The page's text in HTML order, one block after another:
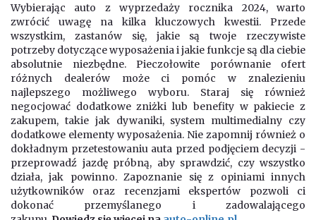
Wybierając auto z wyprzedaży rocznika 2024, warto
zwrócić uwagę na kilka kluczowych kwestii. Przede
wszystkim, zastanów się, jakie są twoje rzeczywiste
potrzeby dotyczące wyposażenia i jakie funkcje są dla ciebie
absolutnie niezbędne. Pieczołowite porównanie ofert
różnych dealerów może ci pomóc w znalezieniu
najlepszego możliwego wyboru. Staraj się również
negocjować dodatkowe zniżki lub benefity w pakiecie z
zakupem, takie jak dywaniki, system multimedialny czy
dodatkowe elementy wyposażenia. Nie zapomnij również o
dokładnym przetestowaniu auta przed podjęciem decyzji -
przeprowadź jazdę próbną, aby sprawdzić, czy wszystko
działa, jak powinno. Zapoznanie się z opiniami innych
użytkowników oraz recenzjami ekspertów pozwoli ci
dokonać przemyślanego i zadowalającego